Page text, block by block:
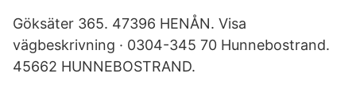
Göksäter 365. 47396 HENÅN. Visa
vägbeskrivning · 0304-345 70 Hunnebostrand.
45662 HUNNEBOSTRAND.